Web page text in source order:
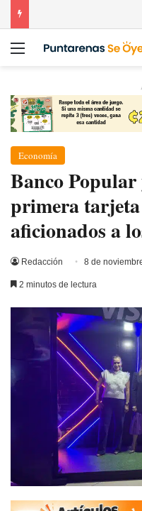
Menú
Economía
Banco
primera
aficionados a
Redacción 8 de
2 minutos de lectura